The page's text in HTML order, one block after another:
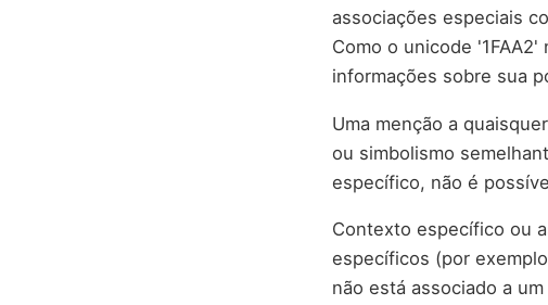
associações especiais
Como o unicode
informações sobre sua
Uma menção a
ou simbolismo
específico, não é
Contexto específico ou
específicos (por
não está associado a